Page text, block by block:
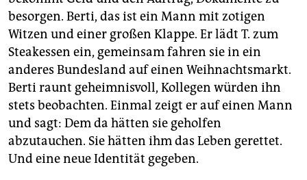
besorgen. Berti, das ist ein Mann mit zotigen
Witzen und einer großen Klappe. Er lädt T. zum
Steakessen ein, gemeinsam fahren sie in ein
anderes Bundesland auf einen Weihnachtsmarkt.
Berti raunt geheimnisvoll, Kollegen würden ihn
stets beobachten. Einmal zeigt er auf einen Mann
und sagt: Dem da hätten sie geholfen
abzutauchen. Sie hätten ihm das Leben gerettet.
Und eine neue Identität gegeben.